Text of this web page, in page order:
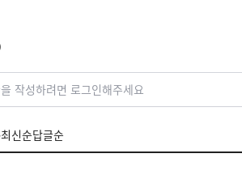
작성하려면 로그인해주세요
최신순답글순